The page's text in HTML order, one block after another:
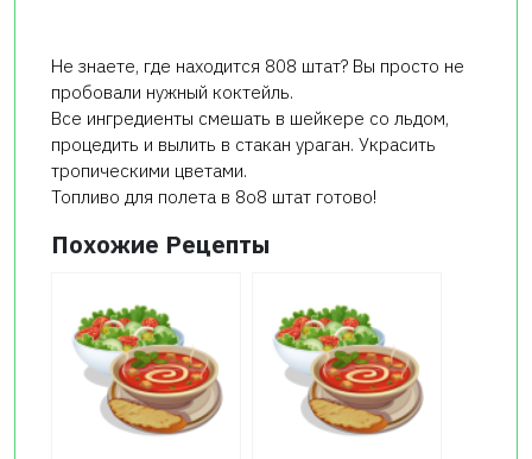
Не знаете, где находится 808 штат? Вы просто не
пробовали нужный коктейль.
Все ингредиенты смешать в шейкере со льдом,
процедить и вылить в стакан ураган. Украсить
тропическими цветами.
Топливо для полета в 8о8 штат готово!
Похожие Рецепты